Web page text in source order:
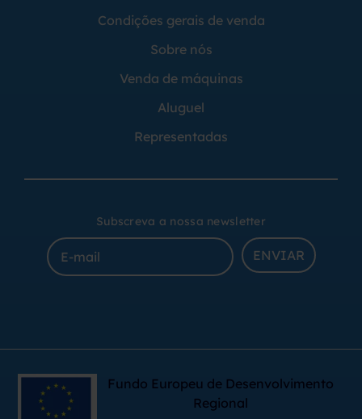
Condições gerais de venda
Sobre nós
Venda de máquinas
Aluguel
Representadas
Subscreva a nossa newsletter
ENVIAR
Fundo Europeu de Desenvolvimento
Regional